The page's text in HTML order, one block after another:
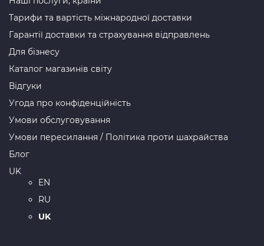
Тарифи та вартість міжнародної доставки
Гарантії доставки та страхування відправлень
Для бізнесу
Каталог магазинів світу
Відгуки
Угода про конфіденційність
Умови обслуговування
Умови пересилання / Політика проти шахрайства
Блог
UK
EN
RU
UK